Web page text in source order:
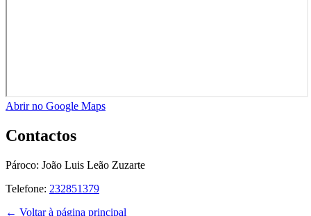
Abrir no Google Maps
Contactos
Pároco: João Luis Leão Zuzarte
Telefone: 232851379
← Voltar à página principal